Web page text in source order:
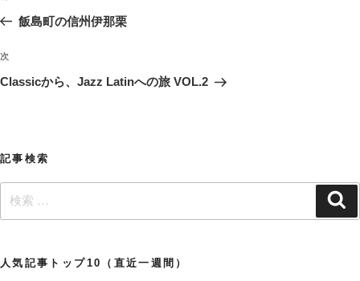
ビ
ゲ
ン
去
投
稿
飯島町の信州伊那栗
次
の
次
Classicから、Jazz Latinへの旅 VOL.2
記事検索
索:
人気記事トップ10（直近一週間）